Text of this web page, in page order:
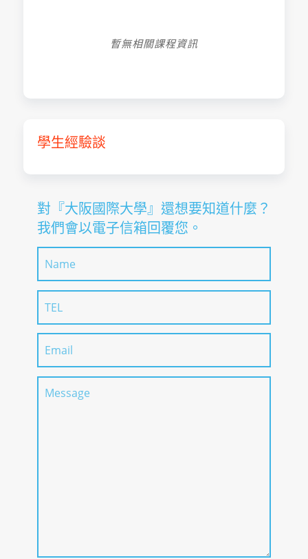
暫無相關課程資訊
學生經驗談
對『⼤阪國際⼤學』還想要知道什麼？
我們會以電子信箱回覆您。